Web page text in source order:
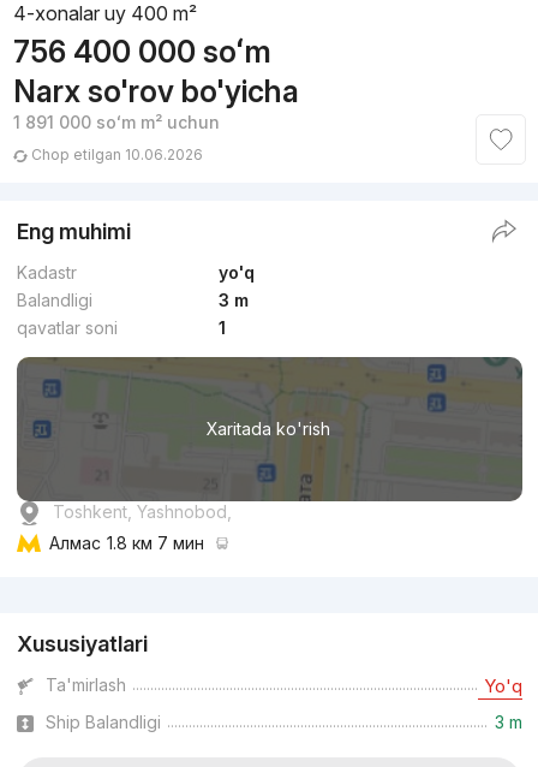
4-xonalar uy 400 m²
756 400 000 soʻm
Narx so'rov bo'yicha
1 891 000 soʻmm² uchun
Chop etilgan 10.06.2026
Eng muhimi
Kadastr
yo'q
Balandligi
3 m
qavatlar soni
1
Xaritada ko'rish
Toshkent, Yashnobod,
Алмас 1.8 км 7 мин
Xususiyatlari
Ta'mirlash Yo'q
Ship Balandligi 3 m